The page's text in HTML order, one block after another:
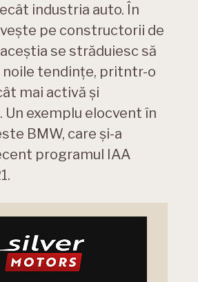
industria auto. În
pe constructorii de
se străduiesc să
noile tendințe, pritntr-o
mai activă și
Un exemplu elocvent în
BMW, care și-a
programul IAA